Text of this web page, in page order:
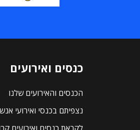
כנסים ואירועים
הכנסים והאירועים שלנו
נצפיתם בכנסי ואירועי